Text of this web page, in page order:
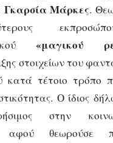
Γκαρσία Μάρκες.
«μαγικού
στοιχείων του
κατά τέτοιο τρόπο
Ο ίδιος
στην
αφού θεωρούσε